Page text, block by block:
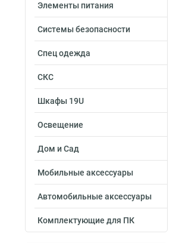
Элементы питания
Системы безопасности
Спец одежда
СКС
Шкафы 19U
Освещение
Дом и Сад
Мобильные аксессуары
Автомобильные аксессуары
Комплектующие для ПК